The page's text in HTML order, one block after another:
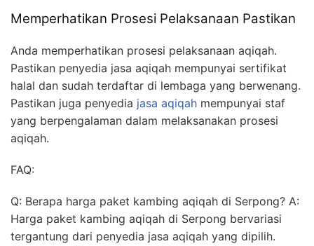
Memperhatikan Prosesi Pelaksanaan Pastikan
Anda memperhatikan prosesi pelaksanaan aqiqah.
Pastikan penyedia jasa aqiqah mempunyai sertifikat
halal dan sudah terdaftar di lembaga yang berwenang.
Pastikan juga penyedia jasa aqiqah mempunyai staf
yang berpengalaman dalam melaksanakan prosesi
aqiqah.
FAQ:
Q: Berapa harga paket kambing aqiqah di Serpong? A:
Harga paket kambing aqiqah di Serpong bervariasi
tergantung dari penyedia jasa aqiqah yang dipilih.